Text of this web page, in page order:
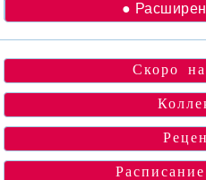
●
Скоро